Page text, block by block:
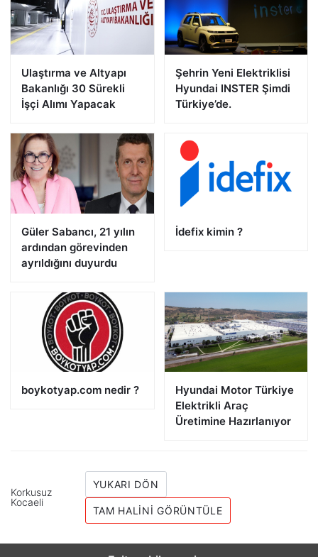
Ulaştırma ve Altyapı
Bakanlığı 30 Sürekli
İşçi Alımı Yapacak
Şehrin Yeni Elektriklisi
Hyundai INSTER Şimdi
Türkiye’de.
Güler Sabancı, 21 yılın
ardından görevinden
ayrıldığını duyurdu
İdefix kimin ?
​boykotyap.com nedir ?
Hyundai Motor Türkiye
Elektrikli Araç
Üretimine Hazırlanıyor
Korkusuz
Kocaeli
YUKARI DÖN
TAM HALINI GÖRÜNTÜLE